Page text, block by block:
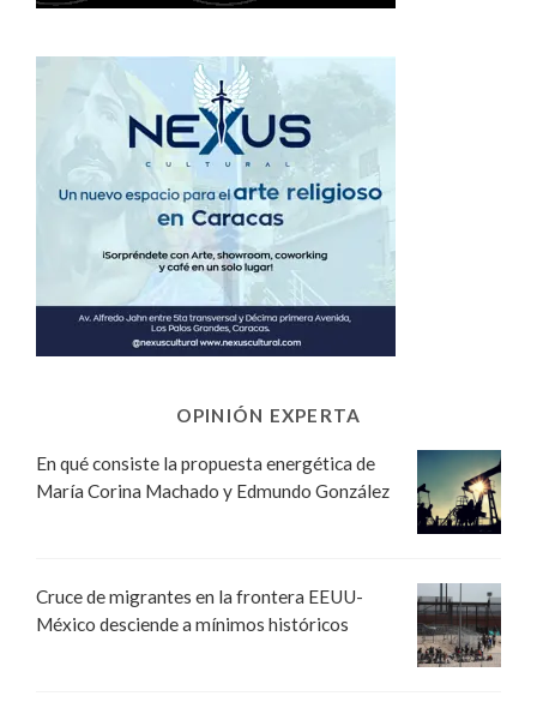
OPINIÓN EXPERTA
En qué consiste la propuesta energética de
María Corina Machado y Edmundo González
Cruce de migrantes en la frontera EEUU-
México desciende a mínimos históricos